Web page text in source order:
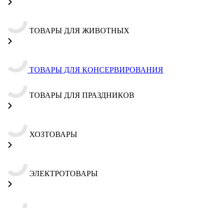
ТОВАРЫ ДЛЯ ЖИВОТНЫХ
ТОВАРЫ ДЛЯ КОНСЕРВИРОВАНИЯ
ТОВАРЫ ДЛЯ ПРАЗДНИКОВ
ХОЗТОВАРЫ
ЭЛЕКТРОТОВАРЫ